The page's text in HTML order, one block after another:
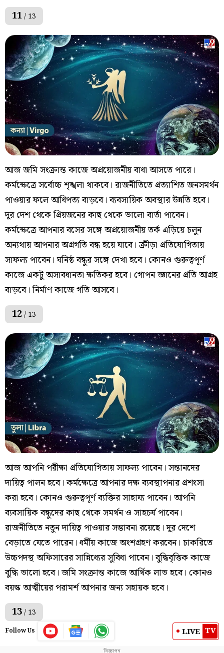
11/ 13
আজ জমি সংক্রান্ত কাজে অপ্রয়োজনীয় বাধা আসতে পারে।
কর্মক্ষেত্রে সর্বোচ্চ শৃঙ্খলা থাকবে। রাজনীতিতে প্রত্যাশিত জনসমর্থন
পাওয়ার ফলে আধিপত্য বাড়বে। ব্যবসায়িক অবস্থার উন্নতি হবে।
দূর দেশ থেকে প্রিয়জনের কাছ থেকে ভালো বার্তা পাবেন।
কর্মক্ষেত্রে আপনার বসের সঙ্গে অপ্রয়োজনীয় তর্ক এড়িয়ে চলুন
অন্যথায় আপনার অগ্রগতি বন্ধ হয়ে যাবে। ক্রীড়া প্রতিযোগিতায়
সাফল্য পাবেন। ঘনিষ্ঠ বন্ধুর সঙ্গে দেখা হবে। কোনও গুরুত্বপূর্ণ
কাজে একটু অসাবধানতা ক্ষতিকর হবে। গোপন জ্ঞানের প্রতি আগ্রহ
বাড়বে। নির্মাণ কাজে গতি আসবে।
12 / 13
আজ আপনি পরীক্ষা প্রতিযোগিতায় সাফল্য পাবেন। সন্তানদের
দায়িত্ব পালন হবে। কর্মক্ষেত্রে আপনার দক্ষ ব্যবস্থাপনার প্রশংসা
করা হবে। কোনও গুরুত্বপূর্ণ ব্যক্তির সাহায্য পাবেন। আপনি
ব্যবসায়িক বন্ধুদের কাছ থেকে সমর্থন ও সাহচর্য পাবেন।
রাজনীতিতে নতুন দায়িত্ব পাওয়ার সম্ভাবনা রয়েছে। দূর দেশে
বেড়াতে যেতে পারেন। ধর্মীয় কাজে অংশগ্রহণ করবেন। চাকরিতে
উচ্চপদস্থ অফিসারের সান্নিধ্যের সুবিধা পাবেন। বুদ্ধিবৃত্তিক কাজে
বুদ্ধি ভালো হবে। জমি সংক্রান্ত কাজে আর্থিক লাভ হবে। কোনও
বয়স্ক আত্মীয়ের পরামর্শ আপনার জন্য সহায়ক হবে।
13/ 13
Follow Us LIVE TV